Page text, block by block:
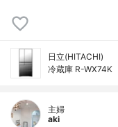
日立(HITACHI)
冷蔵庫 R-WX74K
主婦
aki